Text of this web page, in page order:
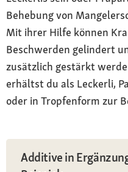
Behebung von
Mit ihrer Hilfe können
Beschwerden gelindert
zusätzlich gestärkt
erhältst du als Leckerli,
oder in Tropfenform zur
Additive in